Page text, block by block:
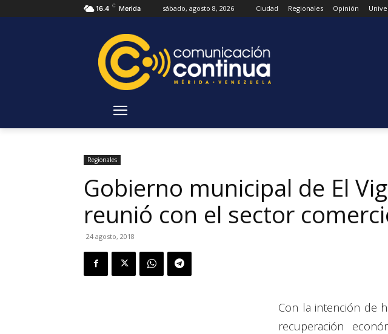
16.4 C Merida sábado, agosto 8, 2026 Ciudad Regionales Opinión
Regionales
Gobierno municipal de El
reunió con el sector
24 agosto, 2018
Con la intención de
recuperación